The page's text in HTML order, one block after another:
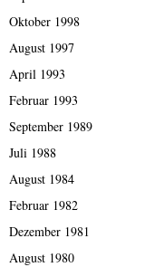
Oktober 1998
August 1997
April 1993
Februar 1993
September 1989
Juli 1988
August 1984
Februar 1982
Dezember 1981
August 1980